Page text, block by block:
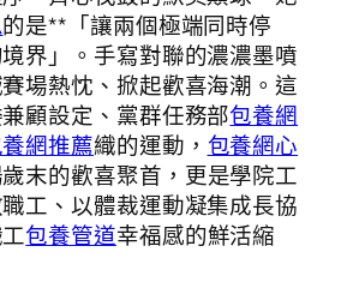
的是**「讓兩個極端同時停
界」。手寫對聯的濃濃墨噴
場熱忱、掀起歡喜海潮。這
顧設定、黨群任務部包養網
網推薦織的運動， 包養網心
末的歡喜聚首，更是學院工
工、以體裁運動凝集成長協
包養管道幸福感的鮮活縮